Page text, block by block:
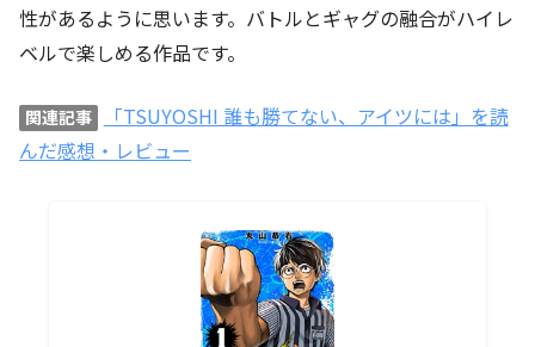
性があるように思います。バトルとギャグの融合がハイレ
ベルで楽しめる作品です。
関連記事
「TSUYOSHI 誰も勝てない、アイツには」を読
んだ感想・レビュー